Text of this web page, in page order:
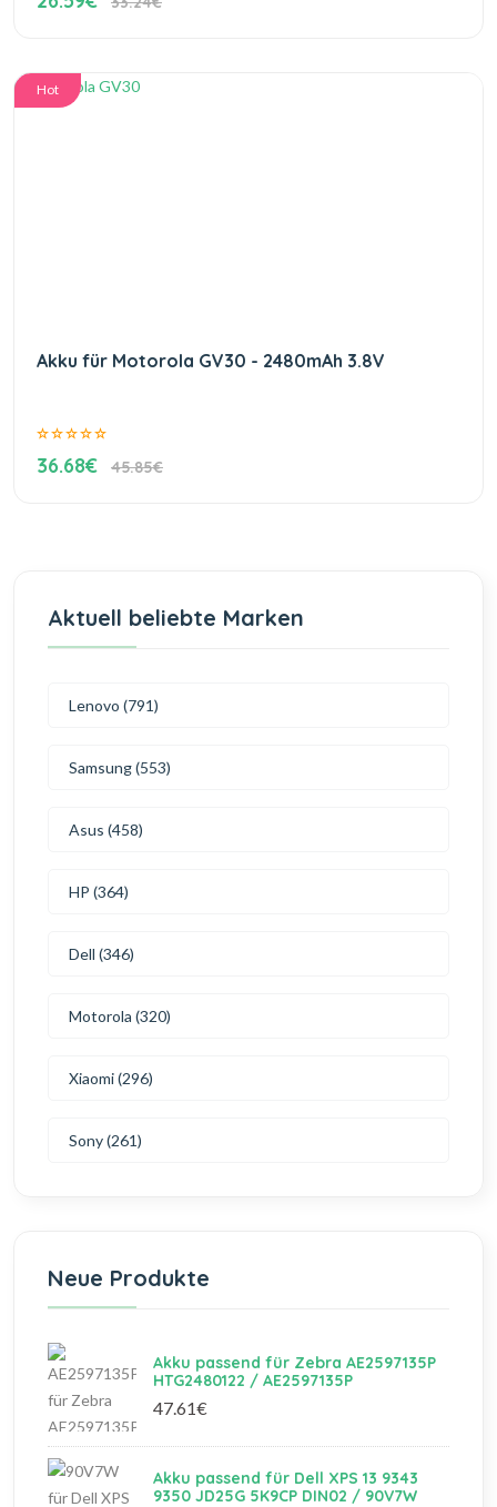
Hot
Akku für Motorola GV30 - 2480mAh 3.8V
36.68€ 45.85€
Aktuell beliebte Marken
Lenovo (791)
Samsung (553)
Asus (458)
HP (364)
Dell (346)
Motorola (320)
Xiaomi (296)
Sony (261)
Neue Produkte
Akku passend für Zebra AE2597135P
HTG2480122 / AE2597135P
47.61€
Akku passend für Dell XPS 13 9343
9350 JD25G 5K9CP DIN02 / 90V7W